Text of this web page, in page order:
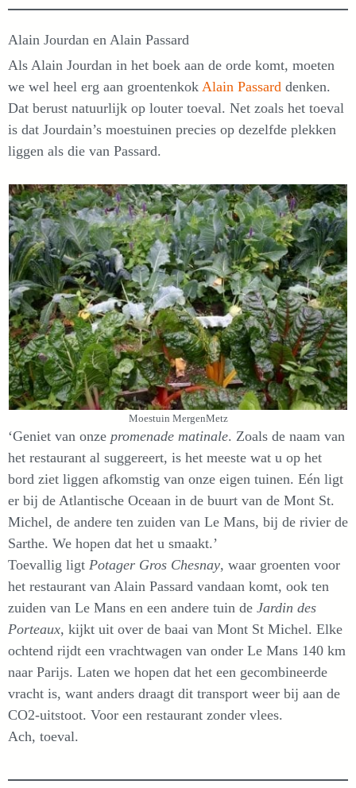
Alain Jourdan en Alain Passard
Als Alain Jourdan in het boek aan de orde komt, moeten
we wel heel erg aan groentenkok Alain Passard denken.
Dat berust natuurlijk op louter toeval. Net zoals het toeval
is dat Jourdain’s moestuinen precies op dezelfde plekken
liggen als die van Passard.
Moestuin MergenMetz
‘Geniet van onze promenade matinale. Zoals de naam van
het restaurant al suggereert, is het meeste wat u op het
bord ziet liggen afkomstig van onze eigen tuinen. Eén ligt
er bij de Atlantische Oceaan in de buurt van de Mont St.
Michel, de andere ten zuiden van Le Mans, bij de rivier de
Sarthe. We hopen dat het u smaakt.’
Toevallig ligt Potager Gros Chesnay, waar groenten voor
het restaurant van Alain Passard vandaan komt, ook ten
zuiden van Le Mans en een andere tuin de Jardin des
Porteaux, kijkt uit over de baai van Mont St Michel. Elke
ochtend rijdt een vrachtwagen van onder Le Mans 140 km
naar Parijs. Laten we hopen dat het een gecombineerde
vracht is, want anders draagt dit transport weer bij aan de
CO2-uitstoot. Voor een restaurant zonder vlees.
Ach, toeval.